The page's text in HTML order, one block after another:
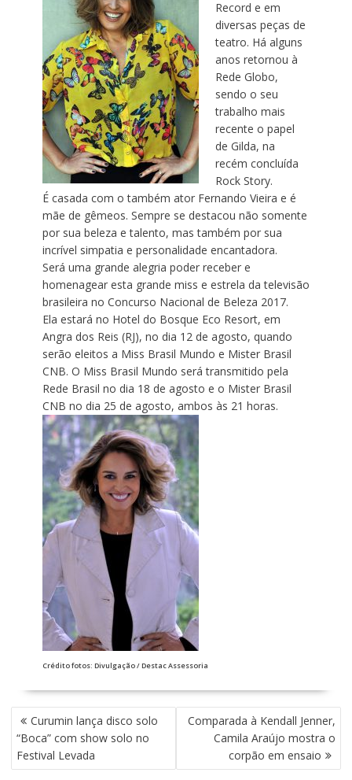
Record e em
diversas peças de
teatro. Há alguns
anos retornou à
Rede Globo,
sendo o seu
trabalho mais
recente o papel
de Gilda, na
recém concluída
Rock Story.
É casada com o também ator Fernando Vieira e é
mãe de gêmeos. Sempre se destacou não somente
por sua beleza e talento, mas também por sua
incrível simpatia e personalidade encantadora.
Será uma grande alegria poder receber e
homenagear esta grande miss e estrela da televisão
brasileira no Concurso Nacional de Beleza 2017.
Ela estará no Hotel do Bosque Eco Resort, em
Angra dos Reis (RJ), no dia 12 de agosto, quando
serão eleitos a Miss Brasil Mundo e Mister Brasil
CNB. O Miss Brasil Mundo será transmitido pela
Rede Brasil no dia 18 de agosto e o Mister Brasil
CNB no dia 25 de agosto, ambos às 21 horas.
​Crédito fotos: Divulgação / Destac Assessoria​
N
A
V
E
Curumin lança disco solo
“Boca” com show solo no
Festival Levada
Comparada à Kendall Jenner,
Camila Araújo mostra o
corpão em ensaio